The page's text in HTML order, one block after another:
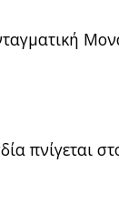
πνίγεται